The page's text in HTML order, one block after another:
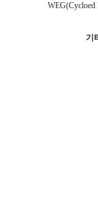
WEG(Cycloed
기